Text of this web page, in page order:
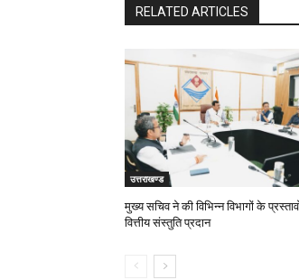
RELATED ARTICLES
उत्तराखण्ड
मुख्य सचिव ने की विभिन्न विभागों के
वित्तीय संस्तुति प्रदान